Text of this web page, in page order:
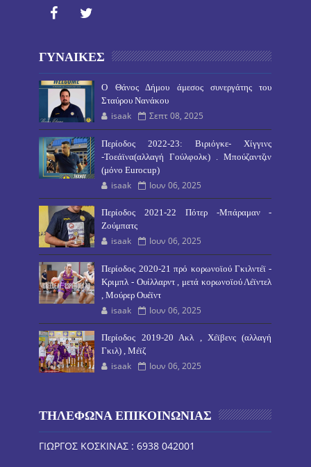
ΓΥΝΑΙΚΕΣ
O Θάνος Δήμου άμεσος συνεργάτης του
Σταύρου Νανάκου
isaak Σεπτ 08, 2025
Περίοδος 2022-23: Βιριόγκε- Χίγγινς
-Τοεάϊνα(αλλαγή Γούλφολκ) . Μπούζαντζιν
(μόνο Eurocup)
isaak Ιουν 06, 2025
Περίοδος 2021-22 Πότερ -Μπάραμαν -
Ζούμπατς
isaak Ιουν 06, 2025
Περίοδος 2020-21 πρό κορωνοϊού Γκιλντέϊ -
Κριμπλ - Ουίλλαρντ , μετά κορωνοϊού Λέϊντελ
, Μούρερ Ουέϊντ
isaak Ιουν 06, 2025
Περίοδος 2019-20 Ακλ , Χέϊβενς (αλλαγή
Γκιλ) , Μέϊζ
isaak Ιουν 06, 2025
ΤΗΛΕΦΩΝΑ ΕΠΙΚΟΙΝΩΝΙΑΣ
ΓΙΩΡΓΟΣ ΚΟΣΚΙΝΑΣ : 6938 042001